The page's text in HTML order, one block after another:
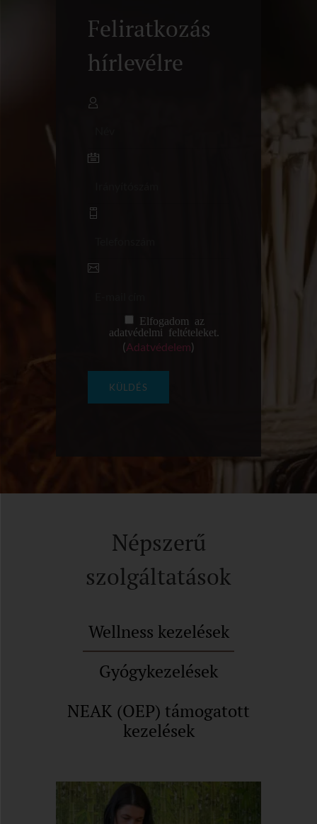
Feliratkozás
hírlevélre
Elfogadom az
adatvédelmi feltételeket.
(Adatvédelem)
Népszerű
szolgáltatások
Wellness kezelések
Gyógykezelések
NEAK (OEP) támogatott
kezelések